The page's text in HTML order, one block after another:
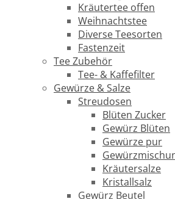
Kräutertee offen
Weihnachtstee
Diverse Teesorten
Fastenzeit
Tee Zubehör
Tee- & Kaffefilter
Gewürze & Salze
Streudosen
Blüten Zucker
Gewürz Blüten
Gewürze pur
Kräutersalze
Kristallsalz
Gewürz Beutel